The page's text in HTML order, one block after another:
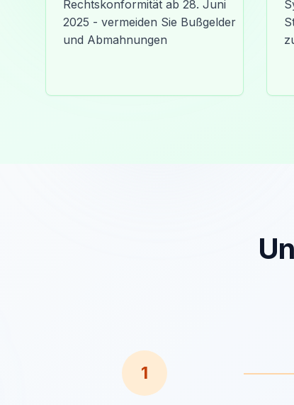
Rechtskonformität ab 28. Juni
2025 - vermeiden Sie Bußgelder
und Abmahnungen
1